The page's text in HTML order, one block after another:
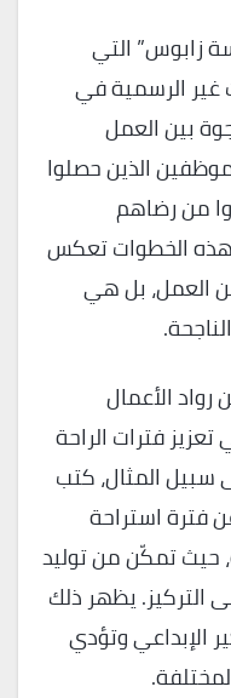
زابوس” التي
غير الرسمية في
بين العمل
الذين حصلوا
من رضاهم
هذه الخطوات تعكس
العمل، بل هي
رواد الأعمال
فترات الراحة
سبيل المثال، كتب
فترة استراحة
حيث تمكّن من توليد
التركيز. يظهر ذلك
الإبداعي وتؤدي